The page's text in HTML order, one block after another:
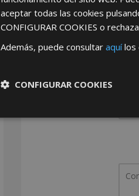
aceptar todas las cookies
CONFIGURAR COOKIES o
Además, puede consultar aquílos
CONFIGURAR COOKIES